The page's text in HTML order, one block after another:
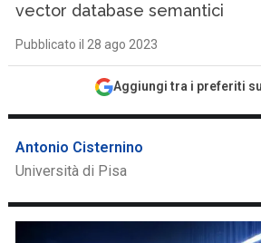
vector database semantici
Pubblicato il 28 ago 2023
Aggiungi tra i preferiti
Antonio Cisternino
Università di Pisa